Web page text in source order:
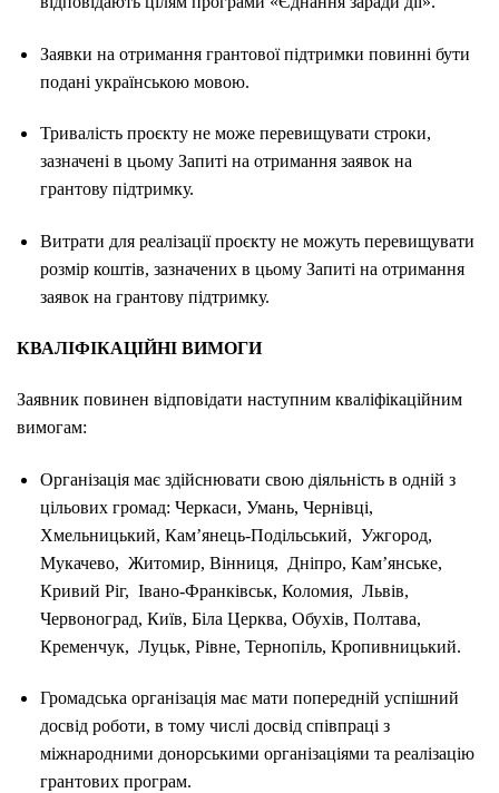
Заявки на отримання грантової підтримки повинні бути
подані українською мовою.
Тривалість проєкту не може перевищувати строки,
зазначені в цьому Запиті на отримання заявок на
грантову підтримку.
Витрати для реалізації проєкту не можуть перевищувати
розмір коштів, зазначених в цьому Запиті на отримання
заявок на грантову підтримку.
КВАЛІФІКАЦІЙНІ ВИМОГИ
Заявник повинен відповідати наступним кваліфікаційним
вимогам:
Організація має здійснювати свою діяльність в одній з
цільових громад: Черкаси, Умань, Чернівці,
Хмельницький, Кам’янець-Подільський, Ужгород,
Мукачево, Житомир, Вінниця, Дніпро, Кам’янське,
Кривий Ріг, Івано-Франківськ, Коломия, Львів,
Червоноград, Київ, Біла Церква, Обухів, Полтава,
Кременчук, Луцьк, Рівне, Тернопіль, Кропивницький.
Громадська організація має мати попередній успішний
досвід роботи, в тому числі досвід співпраці з
міжнародними донорськими організаціями та реалізацію
грантових програм.